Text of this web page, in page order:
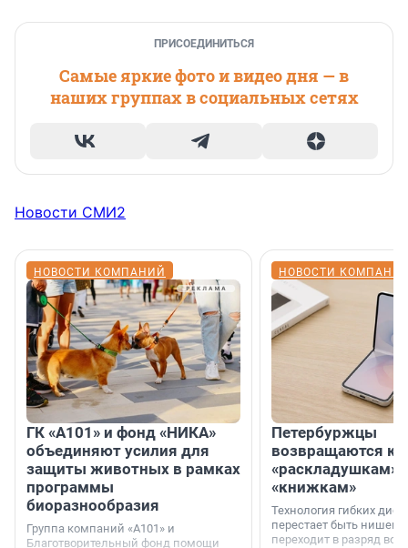
ПРИСОЕДИНИТЬСЯ
Самые яркие фото и видео дня — в
наших группах в социальных сетях
Новости СМИ2
НОВОСТИ КОМПАНИЙ
ГК «А101» и фонд «НИКА»
объединяют усилия для
защиты животных в рамках
программы
биоразнообразия
Группа компаний «А101» и
Благотворительный фонд помощи
НОВОСТИ
Петербуржцы
возвращаются к
«раскладушкам»
«книжкам»
Технология гибких
перестает быть
переходит в разряд